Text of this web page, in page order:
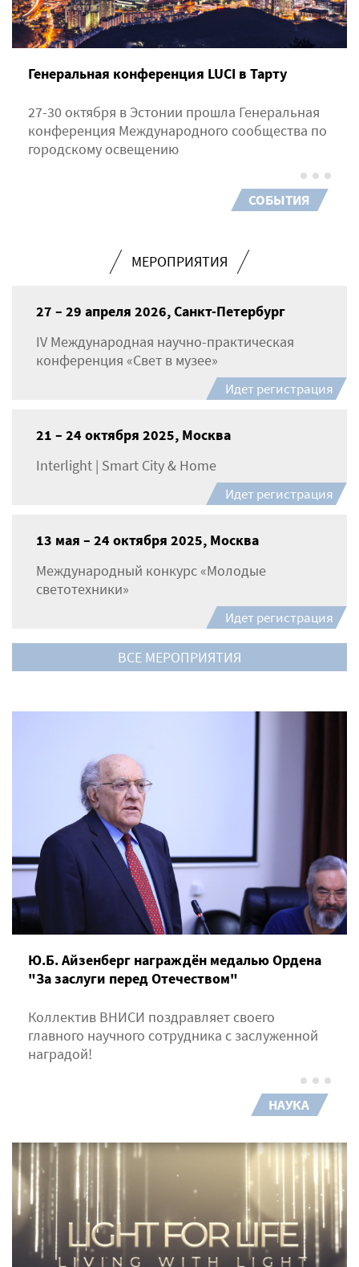
Генеральная конференция LUCI в Тарту
27-30 октября в Эстонии прошла Генеральная
конференция Международного сообщества по
городскому освещению
СОБЫТИЯ
Ю.Б. Айзенберг награждён медалью Ордена
"За заслуги перед Отечеством"
Коллектив ВНИСИ поздравляет своего
главного научного сотрудника с заслуженной
наградой!
НАУКА
МЕРОПРИЯТИЯ
27 – 29 апреля 2026, Санкт-Петербург
IV Международная научно-практическая
конференция «Свет в музее»
Идет регистрация
21 – 24 октября 2025, Москва
Interlight | Smart City & Home
Идет регистрация
13 мая – 24 октября 2025, Москва
Международный конкурс «Молодые
светотехники»
Идет регистрация
ВСЕ МЕРОПРИЯТИЯ